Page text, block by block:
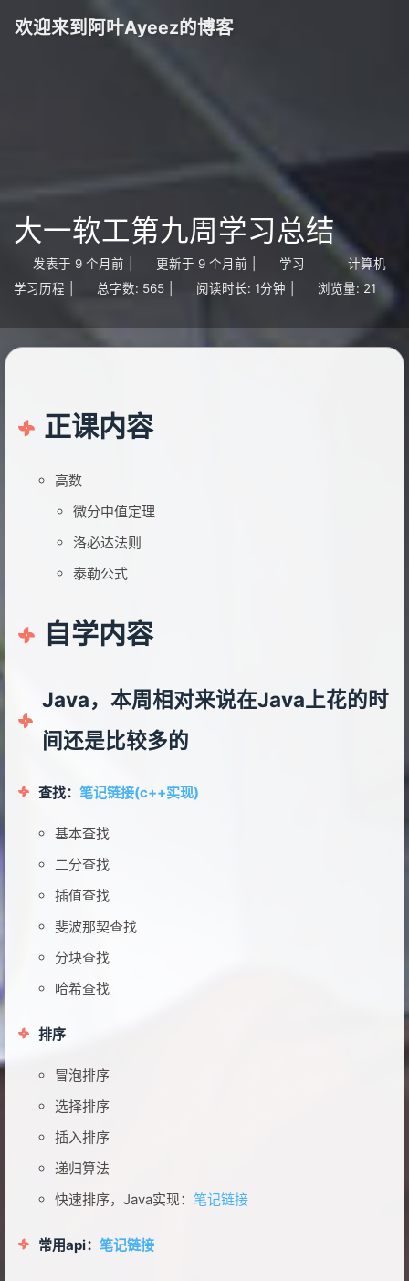
欢迎来到阿叶Ayeez的博客
大一软工第九周学习总结
发表于 9 个月前 更新于 9 个月前 学习
计算机
学习历程
总字数: 565 阅读时长: 1分钟 浏览量: 21
正课内容
高数
微分中值定理
洛必达法则
泰勒公式
自学内容
Java，本周相对来说在Java上花的时
间还是比较多的
查找： 笔记链接(c++实现)
基本查找
二分查找
插值查找
斐波那契查找
分块查找
哈希查找
排序
冒泡排序
选择排序
插入排序
递归算法
快速排序，Java实现： 笔记链接
常用api： 笔记链接